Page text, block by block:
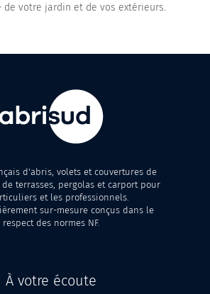
de votre jardin et de vos extérieurs.
d'abris, volets et couvertures de
terrasses, pergolas et carport pour
et les professionnels.
sur-mesure conçus dans le
respect des normes NF.
À votre écoute